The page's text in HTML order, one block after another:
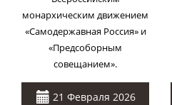
монархическим движением
«Самодержавная Россия» и
«Предсоборным
совещанием».
21 Февраля 2026